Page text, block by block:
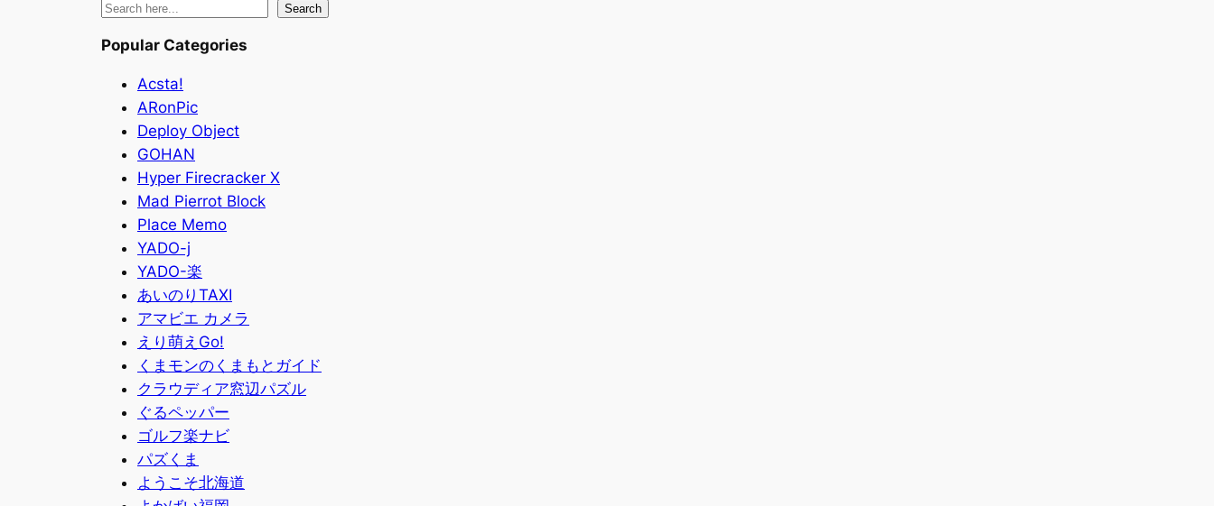
検
Search
Popular Categories
Acsta!
ARonPic
Deploy Object
GOHAN
Hyper Firecracker X
Mad Pierrot Block
Place Memo
YADO-j
YADO-楽
あいのりTAXI
アマビエ カメラ
えり萌えGo!
くまモンのくまもとガイド
クラウディア窓辺パズル
ぐるペッパー
ゴルフ楽ナビ
パズくま
ようこそ北海道